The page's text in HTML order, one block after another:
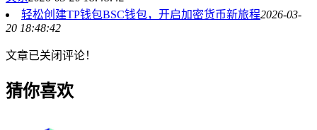
轻松创建TP钱包BSC钱包，开启加密货币新旅程2026-03-
20 18:48:42
文章已关闭评论！
猜你喜欢